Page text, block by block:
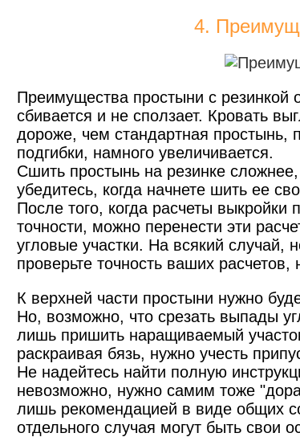
4.
Преимущества простыни с резинкой
сбивается и не сползает. Кровать
дороже, чем стандартная простынь,
подгибки, намного увеличивается.
Сшить простынь на резинке
убедитесь, когда начнете шить ее
После того, когда расчеты
точности, можно перенести эти
угловые участки. На всякий случай,
проверьте точность ваших
К верхней части простыни нужно
Но, возможно, что срезать выпады
лишь пришить наращиваемый
раскраивая бязь, нужно учесть
Не надейтесь найти полную
невозможно, нужно самим тоже
лишь рекомендацией в виде общих
отдельного случая могут быть свои